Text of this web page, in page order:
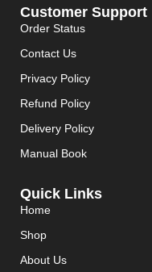
Customer Support
Order Status
Contact Us
Privacy Policy
Refund Policy
Delivery Policy
Manual Book
Quick Links
Home
Shop
About Us